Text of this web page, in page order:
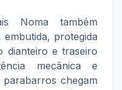
Noma também
protegida
dianteiro e traseiro
mecânica e
chegam